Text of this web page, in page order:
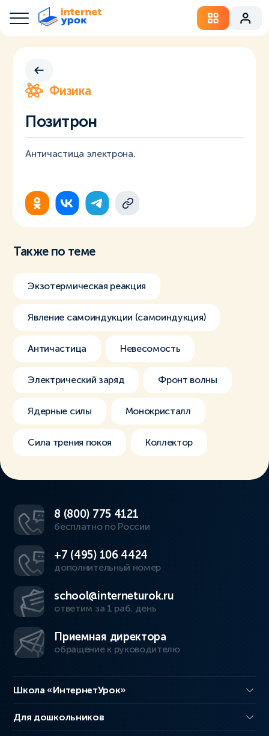
Физика
Позитрон
Античастица электрона.
Также по теме
Экзотермическая реакция
Явление самоиндукции (самоиндукция)
Античастица Невесомость
Электрический заряд Фронт волны
Ядерные силы Монокристалл
Сила трения покоя Коллектор
8 (800) 775 4121
бесплатно по России
+7 (495) 106 4424
дополнительный номер
school@interneturok.ru
ответим за 1 раб. день
Приемная директора
обращение к руководителю
Школа «ИнтернетУрок»
Для дошкольников